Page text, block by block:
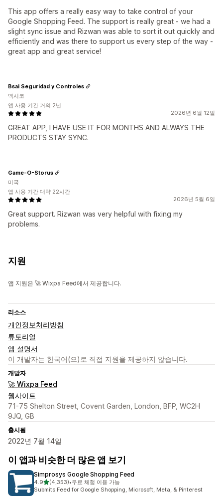
This app offers a really easy way to take control of your
Google Shopping Feed. The support is really great - we had a
slight sync issue and Rizwan was able to sort it out quickly and
efficiently and was there to support us every step of the way -
great app and great service!
2026년 6월 12일
GREAT APP, I HAVE USE IT FOR MONTHS AND ALWAYS THE
PRODUCTS STAY SYNC.
Bsai Seguridad y Controles
멕시코
앱 사용 기간 거의 2년
2026년 5월 6일
Great support. Rizwan was very helpful with fixing my
problems.
Game-O-Storus
미국
앱 사용 기간 대략 22시간
지원
앱 지원은 🚀 Wixpa Feed에서 제공합니다.
리소스
개인정보처리방침
튜토리얼
앱 설명서
이 개발자는 한국어(으)로 직접 지원을 제공하지 않습니다.
개발자
🚀 Wixpa Feed
웹사이트
71-75 Shelton Street, Covent Garden, London, BFP, WC2H
9JQ, GB
출시됨
2022년 7월 14일
이 앱과 비슷한 더 많은 앱 보기
Simprosys Google Shopping Feed
4.9별 5개 중
(4,353)
총 리뷰 4353개
•무료 체험 이용 가능
Submits Feed for Google Shopping, Microsoft, Meta, & Pinterest